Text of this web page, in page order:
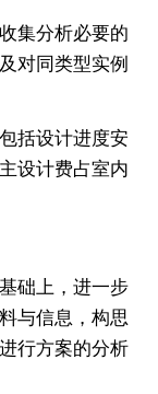
集分析必要的
对同类型实例
括设计进度安
设计费占室内
础上，进一步
与信息，构思
行方案的分析